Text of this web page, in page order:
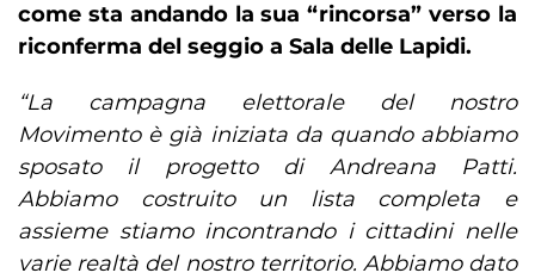
come sta andando la sua “rincorsa” verso la
riconferma del seggio a Sala delle Lapidi.
“La campagna elettorale del nostro
Movimento è già iniziata da quando abbiamo
sposato il progetto di Andreana Patti.
Abbiamo costruito un lista completa e
assieme stiamo incontrando i cittadini nelle
varie realtà del nostro territorio. Abbiamo dato